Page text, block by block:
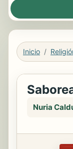
Inicio
Nuria